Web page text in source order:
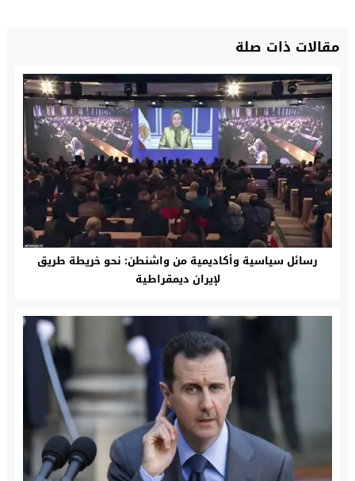
مقالات ذات صلة
رسائل سياسية وأكاديمية من واشنطن: نحو خريطة طريق
لإيران ديمقراطية